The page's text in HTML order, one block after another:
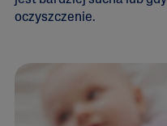
oczyszczenie.